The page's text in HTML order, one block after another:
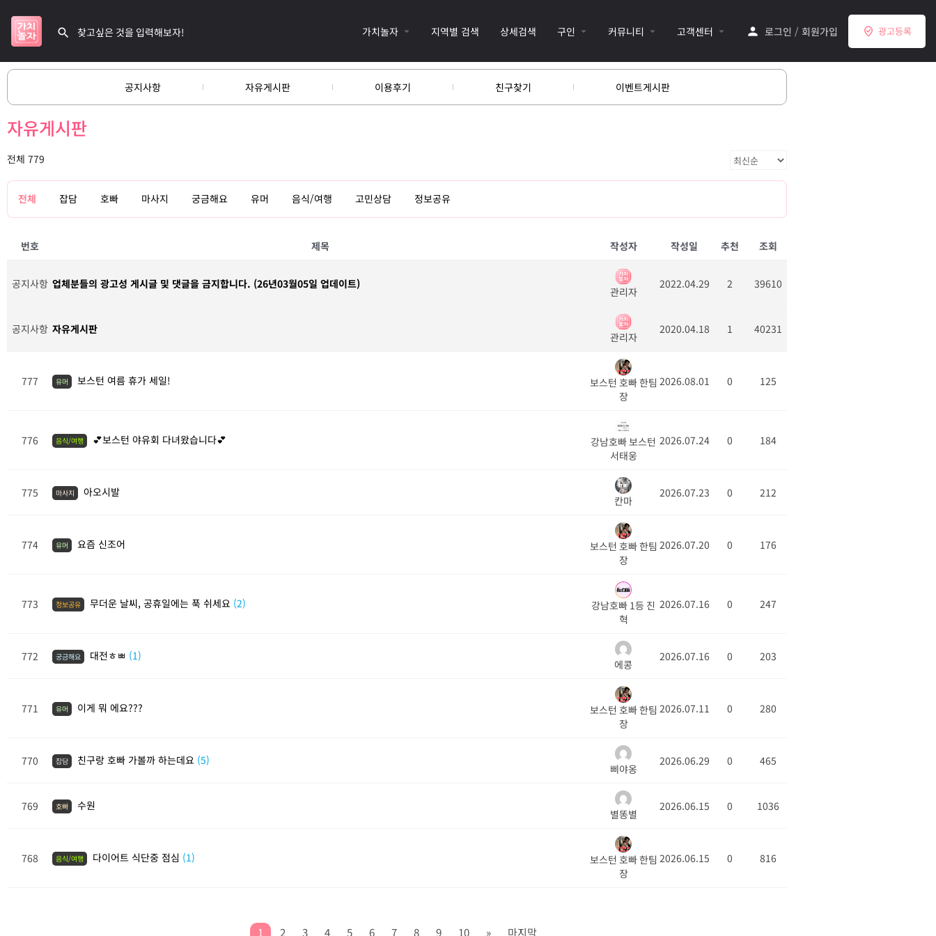
가치놀자 지역별 검색 상세검색 구인 커뮤니티 고객센터 로그인 / 회원가입 광고등록
공지사항 자유게시판 이용후기 친구찾기 이벤트게시판
자유게시판
전체 779
전체 잡담 호빠 마사지 궁금해요 유머 음식/여행 고민상담 정보공유
번호 제목 작성자 작성일 추천 조회
공지사항 업체분들의 광고성 게시글 및 댓글을 금지합니다. (26년03월05일 업데이트)
관리자
2022.04.29 2 39610
공지사항 자유게시판
관리자
2020.04.18 1 40231
777 유머 보스턴 여름 휴가 세일!
보스턴 호빠 한팀
장
2026.08.01 0 125
776 음식/여행 💕보스턴 야유회 다녀왔습니다💕
강남호빠 보스턴
서태웅
2026.07.24 0 184
775 마사지 아오시발
칸마
2026.07.23 0 212
774 유머 요즘 신조어
보스턴 호빠 한팀
장
2026.07.20 0 176
773 정보공유 무더운 날씨, 공휴일에는 푹 쉬세요 (2)
강남호빠 1등 진
혁
2026.07.16 0 247
772 궁금해요 대전ㅎㅃ (1)
에콩
2026.07.16 0 203
771 유머 이게 뭐 에요???
보스턴 호빠 한팀
장
2026.07.11 0 280
770 잡담 친구랑 호빠 가볼까 하는데요 (5)
삐야옹
2026.06.29 0 465
769 호빠 수원
별똥별
2026.06.15 0 1036
768 음식/여행 다이어트 식단중 점심 (1)
보스턴 호빠 한팀
장
2026.06.15 0 816
1 2 3 4 5 6 7 8 9 10 » 마지막